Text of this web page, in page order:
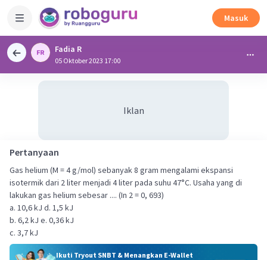
Masuk
Fadia R
05 Oktober 2023 17:00
Iklan
Pertanyaan
Gas helium (M = 4 g/mol) sebanyak 8 gram mengalami ekspansi
isotermik dari 2 liter menjadi 4 liter pada suhu 47°C. Usaha yang di
lakukan gas helium sebesar .... (In 2 = 0, 693)
a. 10,6 kJ d. 1,5 kJ
b. 6,2 kJ e. 0,36 kJ
c. 3,7 kJ
Ikuti Tryout SNBT & Menangkan E-Wallet